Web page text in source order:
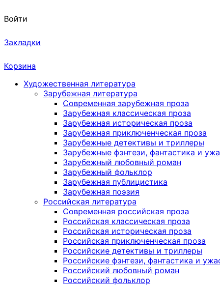
Войти
Закладки
Корзина
Художественная литература
Зарубежная литература
Современная зарубежная проза
Зарубежная классическая проза
Зарубежная историческая проза
Зарубежная приключенческая проза
Зарубежные детективы и триллеры
Зарубежные фэнтези, фантастика и
Зарубежный любовный роман
Зарубежный фольклор
Зарубежная публицистика
Зарубежная поэзия
Российская литература
Современная российская проза
Российская классическая проза
Российская историческая проза
Российская приключенческая проза
Российские детективы и триллеры
Российские фэнтези, фантастика и
Российский любовный роман
Российский фольклор